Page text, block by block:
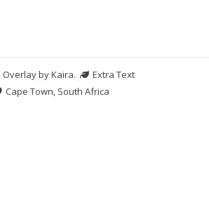
Overlay byKaira.
Extra Text
Cape Town, South Africa